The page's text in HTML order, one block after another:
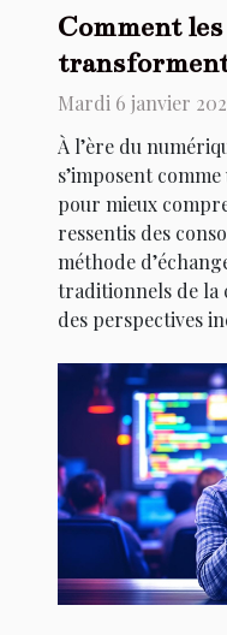
Comment
Mardi 6 janvier
À l’ère du
s’imposent
pour mieux
ressentis des
méthode
traditionnels de la
des perspectives